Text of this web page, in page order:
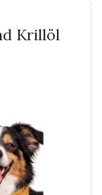
Krillöl